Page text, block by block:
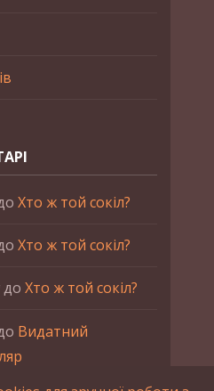
Хто ж той сокіл?
Хто ж той сокіл?
до Хто ж той сокіл?
Видатний